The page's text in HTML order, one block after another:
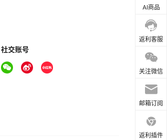
AI商品
返利客服
关注微信
邮箱订阅
返利插件
社交账号